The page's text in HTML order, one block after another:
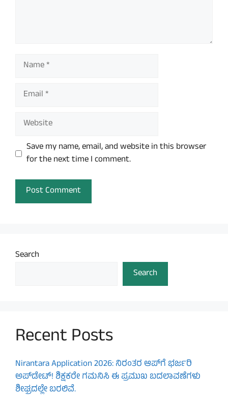
Name
Email
Website
Save my name, email, and website in this browser
for the next time I comment.
Search
Search
Recent Posts
Nirantara Application 2026: ನಿರಂತರ ಆಪ್‌ಗೆ ಭರ್ಜರಿ
ಅಪ್‌ಡೇಟ್! ಶಿಕ್ಷಕರೇ ಗಮನಿಸಿ ಈ ಪ್ರಮುಖ ಬದಲಾವಣೆಗಳು
ಶೀಘ್ರದಲ್ಲೇ ಬರಲಿವೆ.